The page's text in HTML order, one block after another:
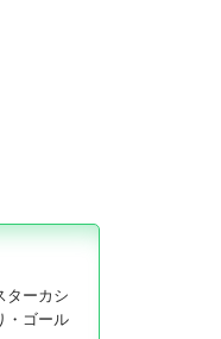
ターカシ
・ゴール